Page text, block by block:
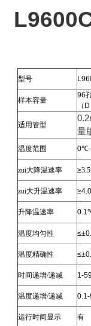
型号
样本容量
96
（ D
适用管型
量
温度范围 0℃
zui大降温速率 ≥3.5
zui大升温速率 ≥4.0
升降温速率 0.1
温度均匀性
温度精确性
时间递增/递减 1-
温度递增/递减
运行时间显示 有